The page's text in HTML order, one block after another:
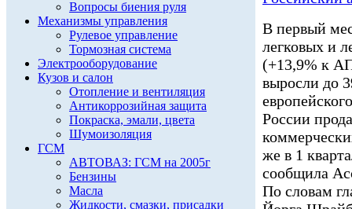
Вопросы биения руля
Механизмы управления
Рулевое управление
Тормозная система
Электрооборудование
Кузов и салон
Отопление и вентиляция
Антикоррозийная защита
Покраска, эмали, цвета
Шумоизоляция
ГСМ
АВТОВАЗ: ГСМ на 2005г
Бензины
Масла
Жидкости, смазки, присадки
В первый
легковых и
(+13,9% к
выросли до
России
же в 1
сообщила
По словам